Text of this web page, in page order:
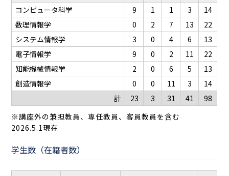
コンピュータ科学 9 1 1 3
14
数理情報学
0 2 7 13
22
システム情報学
3 0 4 6
13
電子情報学
9 0 2 11
22
知能機械情報学
2 0 6 5
13
創造情報学
0 0 11 3
14
計
23 3 31 41
98
※講座外の兼担教員、専任教員、客員教員を含む
2026.5.1現在
学生数（在籍者数）